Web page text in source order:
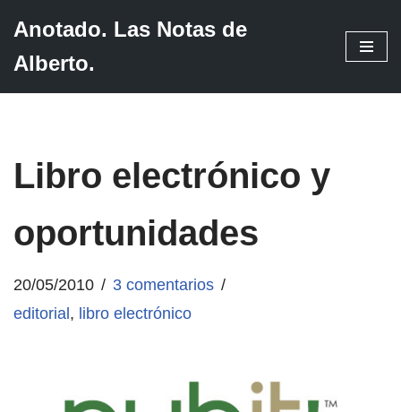
Saltar
Anotado. Las Notas de
Alberto.
Libro electrónico y
oportunidades
20/05/2010
3 comentarios
editorial , libro electrónico